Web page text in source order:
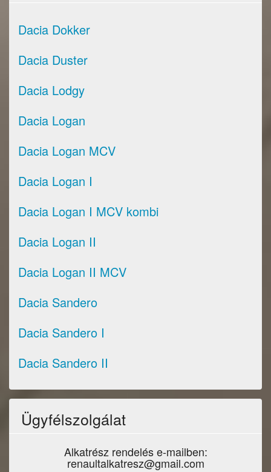
Dacia Dokker
Dacia Duster
Dacia Lodgy
Dacia Logan
Dacia Logan MCV
Dacia Logan I
Dacia Logan I MCV kombi
Dacia Logan II
Dacia Logan II MCV
Dacia Sandero
Dacia Sandero I
Dacia Sandero II
Ügyfélszolgálat
Alkatrész rendelés e-mailben:
renaultalkatresz@gmail.com